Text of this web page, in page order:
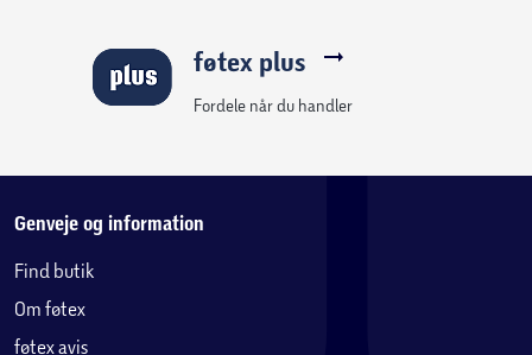
føtex plus
Fordele når du handler
Genveje og information
Find butik
Om føtex
føtex avis